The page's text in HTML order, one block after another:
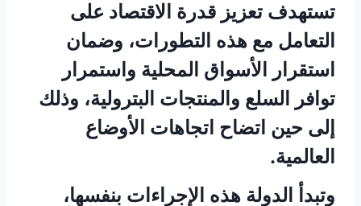
تستهدف تعزيز قدرة الاقتصاد على
التعامل مع هذه التطورات، وضمان
استقرار الأسواق المحلية واستمرار
توافر السلع والمنتجات البترولية، وذلك
إلى حين اتضاح اتجاهات الأوضاع
العالمية.
وتبدأ الدولة هذه الإجراءات بنفسها،